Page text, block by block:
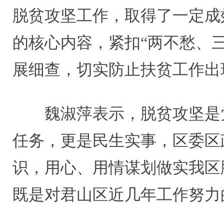
脱贫攻坚工作，取得了一定
的核心内容，紧扣“两不愁、
展细查，切实防止扶贫工作
魏淑萍表示，脱贫攻坚
任务，更是民生实事，区委
识，用心、用情谋划做实我
既是对君山区近几年工作努